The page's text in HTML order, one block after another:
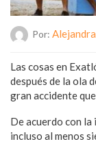
Por:
Las cosas en
después de la ola
gran accidente
De acuerdo con
incluso al menos